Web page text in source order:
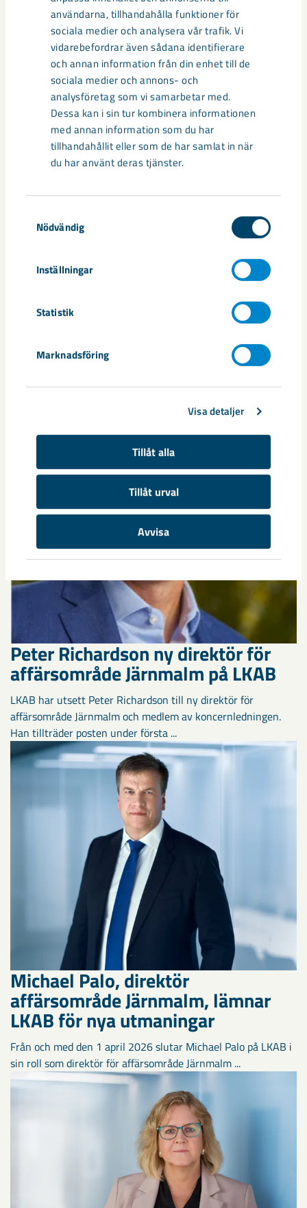
användarna, tillhandahålla funktioner för
sociala medier och analysera vår trafik. Vi
vidarebefordrar även sådana identifierare
och annan information från din enhet till de
sociala medier och annons- och
analysföretag som vi samarbetar med.
Dessa kan i sin tur kombinera informationen
med annan information som du har
tillhandahållit eller som de har samlat in när
du har använt deras tjänster.
Nödvändig
Inställningar
Statistik
Marknadsföring
Visa detaljer
Tillåt alla
Tillåt urval
Avvisa
Documents
Release
Taggar
Peter Richardson ny direktör för
affärsområde Järnmalm på LKAB
LKAB har utsett Peter Richardson till ny direktör för
affärsområde Järnmalm och medlem av koncernledningen.
Han tillträder posten under första ...
Michael Palo, direktör
affärsområde Järnmalm, lämnar
LKAB för nya utmaningar
Från och med den 1 april 2026 slutar Michael Palo på LKAB i
sin roll som direktör för affärsområde Järnmalm ...